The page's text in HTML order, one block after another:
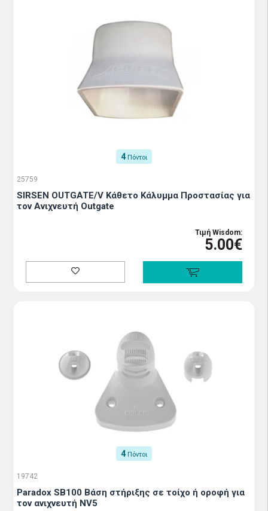
4 Πόντοι
25759
SIRSEN OUTGATE/V Κάθετο Κάλυμμα Προστασίας για
τον Ανιχνευτή Outgate
Τιμή Wisdom:
5.00€
4 Πόντοι
19742
Paradox SB100 Βάση στήριξης σε τοίχο ή οροφή για
τον ανιχνευτή NV5